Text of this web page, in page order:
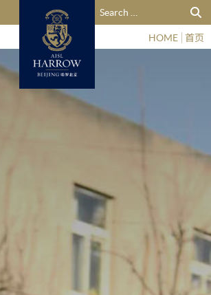
搜索：
HOME 首页